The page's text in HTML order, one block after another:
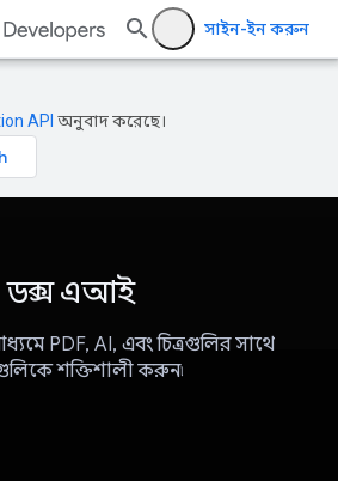
সাইন-ইন করুন
API অনুবাদ করেছে।
ডক্স এআই
PDF, AI, এবং চিত্রগুলির সাথে
শক্তিশালী করুন৷